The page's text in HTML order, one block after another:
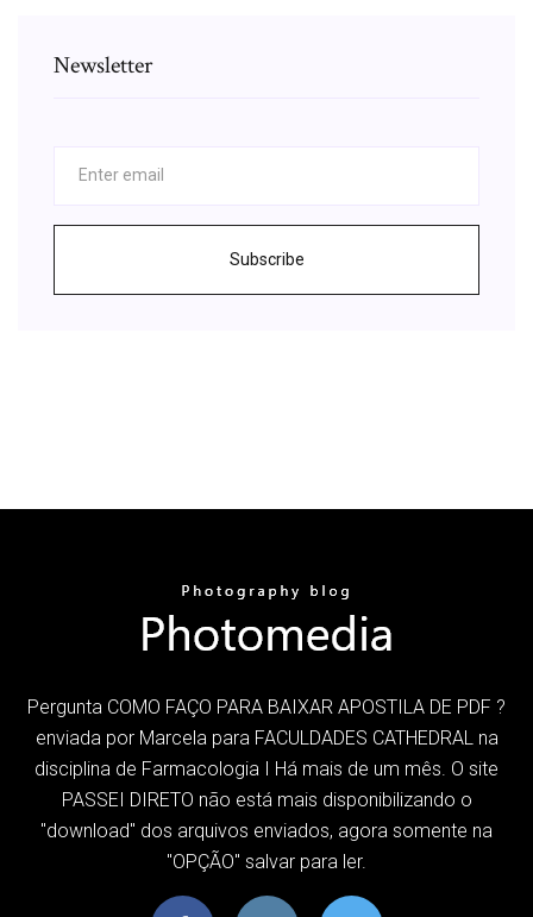
Newsletter
Subscribe
Pergunta COMO FAÇO PARA BAIXAR APOSTILA DE PDF ?
enviada por Marcela para FACULDADES CATHEDRAL na
disciplina de Farmacologia I Há mais de um mês. O site
PASSEI DIRETO não está mais disponibilizando o
"download" dos arquivos enviados, agora somente na
"OPÇÃO" salvar para ler.